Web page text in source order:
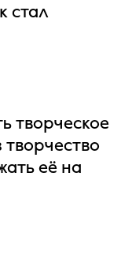
стал
творческое
её на